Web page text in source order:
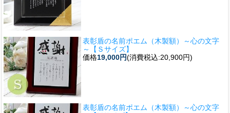
表彰盾の名前ポエム（木製額）～心の文字
～【Ｓサイズ】
価格19,000円(消費税込:20,900円)
表彰盾の名前ポエム（木製額）～心の文字